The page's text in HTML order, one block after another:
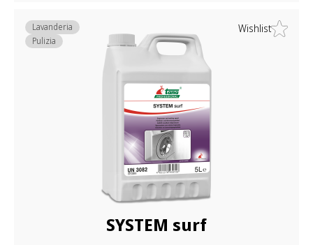
Wishlist
SYSTEM surf
Lavanderia
Pulizia